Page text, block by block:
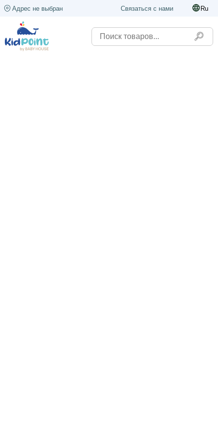
Адрес не выбран Связаться с нами Ru